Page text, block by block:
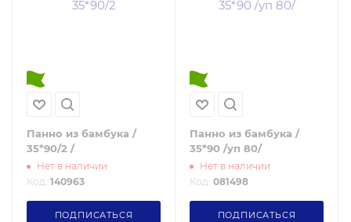
Панно из бамбука /
35*90/2 /
Нет в наличии
Код: 140963
ПОДПИСАТЬСЯ
Панно из бамбука /
35*90 /уп 80/
Нет в наличии
Код: 081498
ПОДПИСАТЬСЯ